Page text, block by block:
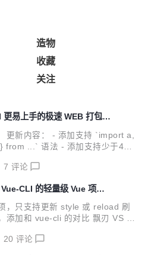
造物
收藏
关注
易上手的极速 WEB 打包工
更新内容： - 添加支持 `import a,
...` 语法 - 添加支持少于4k
能 - 添加 html2VueRender 选
用 `@import` 导入路径问题 -
方法 - 优化项目文件结构
7 评论
CLI 的轻量级 Vue 项目
，只支持更新 style 或 reload 刷
添加和 vue-cli 的对比 飘刃 VS V
30多个组件的小型 Vue 项目 飘刃
20 评论